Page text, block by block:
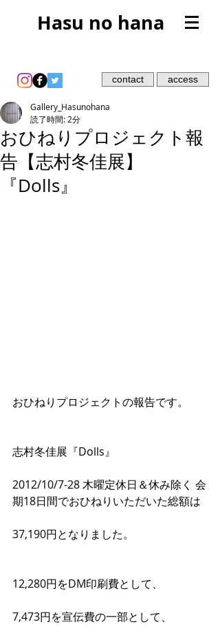
Hasu no hana
contact access
おひねりプロジェクト報
告【志村冬佳展】
『Dolls』
Gallery_Hasunohana
読了時間: 2分
おひねりプロジェクトの報告です。
志村冬佳展『Dolls』
2012/10/7-28 木曜定休日＆休み除く 会
期18日間でおひねりいただいた総額は
37,190円となりました。
12,280円をDM印刷費として、
7,473円を宣伝費の一部として、